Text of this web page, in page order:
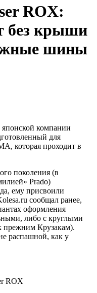
ROX:
без крыши
шины
японской компании
для
которая проходит в
поколения (в
Prado)
ему присвоили
сообщал ранее,
оформления
либо с круглыми
прежним Крузакам).
распашной, как у
ROX